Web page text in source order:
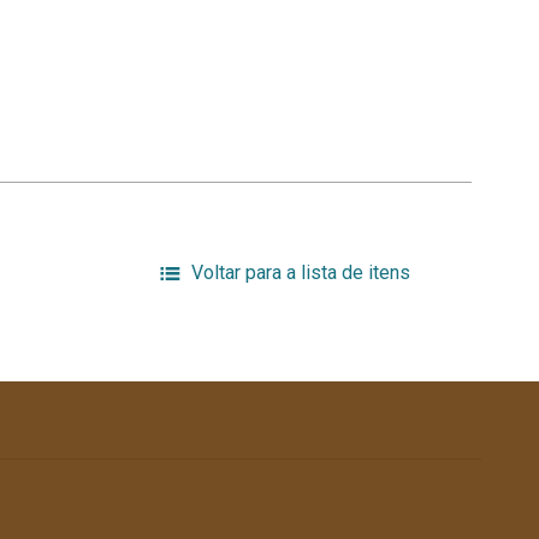
Voltar para a lista de itens